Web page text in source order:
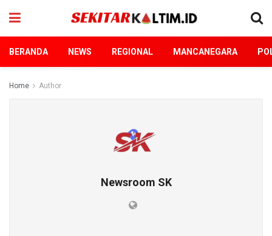
BERANDA NEWS REGIONAL MANCANEGARA
Home Author
Newsroom SK